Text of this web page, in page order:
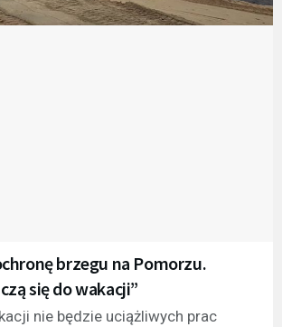
brzegu na Pomorzu.
się do wakacji”
nie będzie uciążliwych prac